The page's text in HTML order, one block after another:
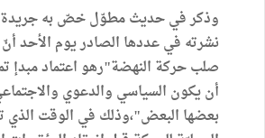
وذكر في حديث مطوّل خصّ به جريدة
نشرته في عددها الصادر يوم الأحد أنّ
صلب حركة النهضة"رهو اعتماد مبدإ
أن يكون السياسي والدعوي
بعضها البعض"،وذلك في الوقت الذي